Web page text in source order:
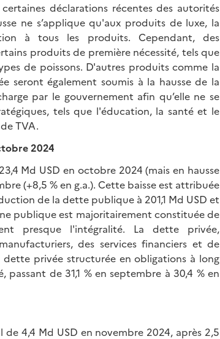
déclarations récentes des autorités
ne s’applique qu'aux produits de luxe, la
à tous les produits. Cependant, des
produits de première nécessité, tels que
de poissons. D'autres produits comme la
seront également soumis à la hausse de la
par le gouvernement afin qu’elle ne se
tels que l'éducation, la santé et le
TVA.
2024
Md USD en octobre 2024 (mais en hausse
(+8,5 % en g.a.). Cette baisse est attribuée
de la dette publique à 201,1 Md USD et
publique est majoritairement constituée de
presque l'intégralité. La dette privée,
des services financiers et de
dette privée structurée en obligations à long
de 31,1 % en septembre à 30,4 % en
4,4 Md USD en novembre 2024, après 2,5